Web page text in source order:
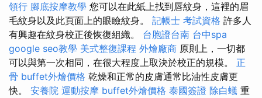
領行 腳底按摩教學 您可以在此紙上找到唇紋身，這裡的眉
毛紋身以及此頁面上的眼瞼紋身。 記帳士 考試資格 許多人
有興趣在紋身校正後恢復組織。 台胞證台南 台中spa
google seo教學 美式整復課程 外燴廠商 原則上，一切都
可以與第一次相同，在很大程度上取決於校正的規模。 正
骨 buffet外燴價格 乾燥和正常的皮膚通常比油性皮膚更
快。 安養院 運動按摩 buffet外燴價格 泰國簽證 除白蟻 重